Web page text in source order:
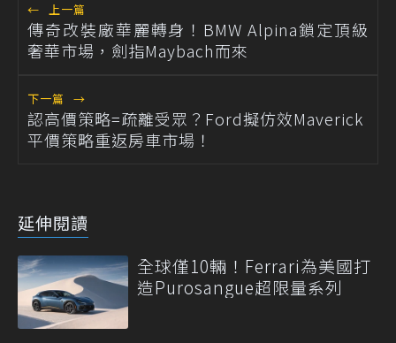
← 上一篇
傳奇改裝廠華麗轉身！BMW Alpina鎖定頂級
奢華市場，劍指Maybach而來
下一篇 →
認高價策略=疏離受眾？Ford擬仿效Maverick
平價策略重返房車市場！
延伸閱讀
全球僅10輛！Ferrari為美國打
造Purosangue超限量系列